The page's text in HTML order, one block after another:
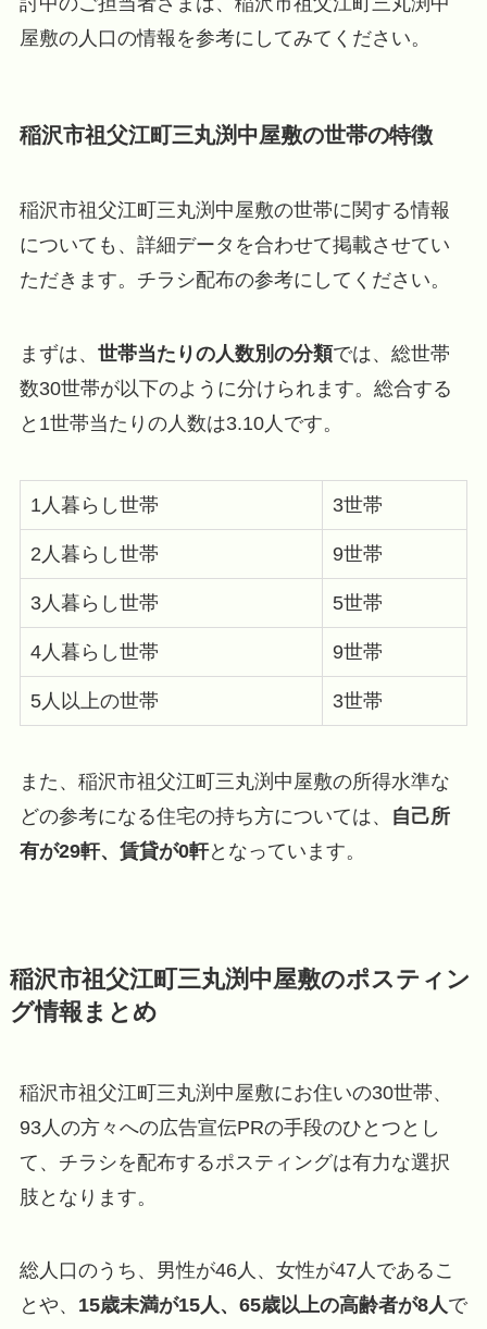
屋敷の人口の情報を参考にしてみてください。
稲沢市祖父江町三丸渕中屋敷の世帯の特徴
稲沢市祖父江町三丸渕中屋敷の世帯に関する情報
についても、詳細データを合わせて掲載させてい
ただきます。チラシ配布の参考にしてください。
まずは、 世帯当たりの人数別の分類では、総世帯
数30世帯が以下のように分けられます。総合する
と1世帯当たりの人数は3.10人です。
1人暮らし世帯 3世帯
2人暮らし世帯 9世帯
3人暮らし世帯 5世帯
4人暮らし世帯 9世帯
5人以上の世帯 3世帯
また、稲沢市祖父江町三丸渕中屋敷の所得水準な
どの参考になる住宅の持ち方については、
自己所
有が29軒、賃貸が0軒となっています。
稲沢市祖父江町三丸渕中屋敷のポスティン
グ情報まとめ
稲沢市祖父江町三丸渕中屋敷にお住いの30世帯、
93人の方々への広告宣伝PRの手段のひとつとし
て、チラシを配布するポスティングは有力な選択
肢となります。
総人口のうち、男性が46人、女性が47人であるこ
とや、 15歳未満が15人、65歳以上の高齢者が8人で